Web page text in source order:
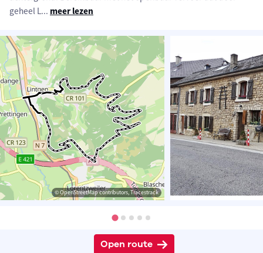
geheel L... meer lezen
© OpenStreetMap contributors, Tracestrack
Open route